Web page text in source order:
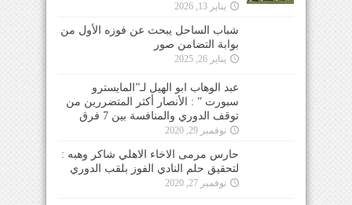
يناير 13, 2026
شباب الساحل يبحث عن فوزه الأول من
بوابة التضامن صور
يناير 26, 2025
عبد الوهاب ابو الهيل لـ”المايسترو
سبورت ” : الأنصار أكثر المتضررين من
توقف الدوري والمنافسة بين 7 فرق
نوفمبر 29, 2020
حارس مرمى الاخاء الاهلي شاكر وهبه :
لتحقيق حلم النادي الفوز بلقب الدوري
نوفمبر 27, 2020